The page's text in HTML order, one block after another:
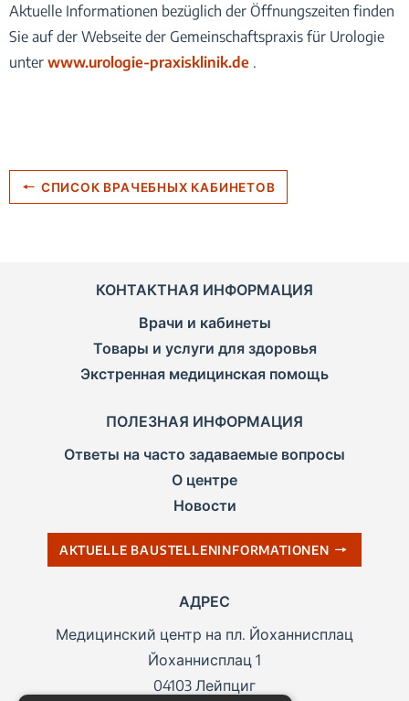
Aktuelle Informationen bezüglich der Öffnungszeiten finden
Sie auf der Webseite der Gemeinschaftspraxis für Urologie
unter www.urologie-praxisklinik.de .
СПИСОК ВРАЧЕБНЫХ КАБИНЕТОВ
КОНТАКТНАЯ ИНФОРМАЦИЯ
Врачи и кабинеты
Товары и услуги для здоровья
Экстренная медицинская помощь
ПОЛЕЗНАЯ ИНФОРМАЦИЯ
Ответы на часто задаваемые вопросы
О центре
Новости
AKTUELLE BAUSTELLENINFORMATIONEN
АДРЕС
Медицинский центр на пл. Йоханнисплац
Йоханнисплац 1
04103 Лейпциг